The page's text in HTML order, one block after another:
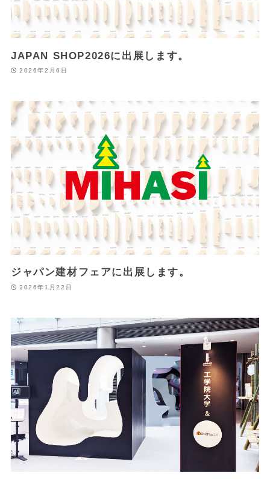
JAPAN SHOP2026に出展します。
2026年2月6日
ジャパン建材フェアに出展します。
2026年1月22日